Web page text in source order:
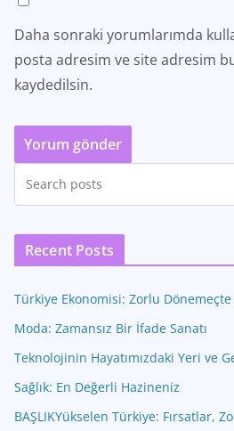
Daha sonraki yorumlarımda
posta adresim ve site adresim bu
kaydedilsin.
Recent Posts
Türkiye Ekonomisi: Zorlu Dönemeçte
Moda: Zamansız Bir İfade Sanatı
Teknolojinin Hayatımızdaki Yeri ve
Sağlık: En Değerli Hazineniz
BAŞLIKYükselen Türkiye: Fırsatlar,